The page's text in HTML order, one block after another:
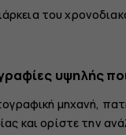
του
υψηλής
μηχανή,
και ορίστε την